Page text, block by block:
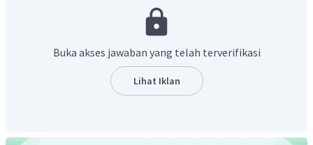
Jadi, molaritas larutan asam klorida pekat adalah 3,584
Buka akses jawaban yang telah terverifikasi
Lihat Iklan